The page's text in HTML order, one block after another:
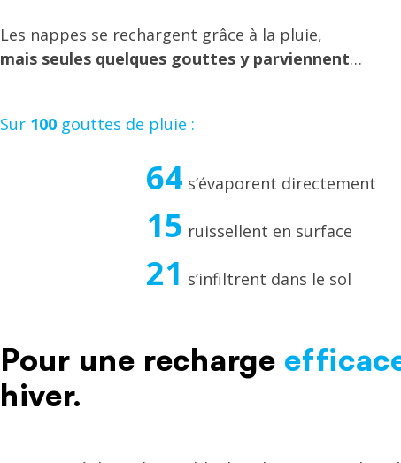
Les nappes se rechargent grâce à la pluie,
mais seules quelques gouttes y parviennent…
Sur 100 gouttes de pluie :
64 s’évaporent directement
15 ruissellent en surface
21 s’infiltrent dans le sol
Texte
Pour une recharge
hiver.